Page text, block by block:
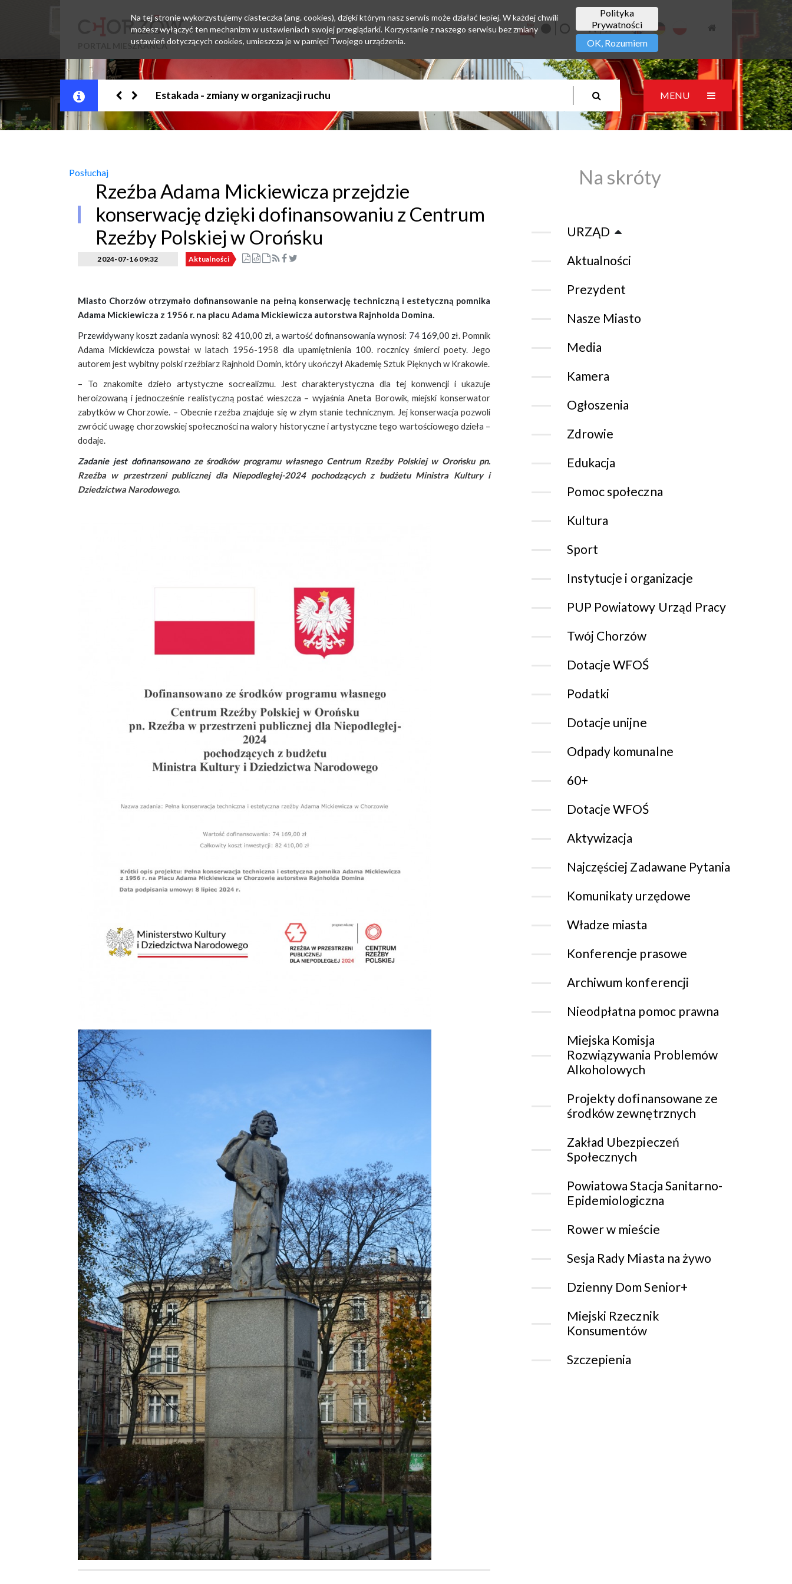
PORTAL MIESZKAŃCA
Jesteśmy w EZD MENU
Posłuchaj
Rzeźba Adama Mickiewicza przejdzie
konserwację dzięki dofinansowaniu z Centrum
Rzeźby Polskiej w Orońsku
2024-07-16 09:32 Aktualności
Miasto Chorzów otrzymało dofinansowanie na pełną konserwację techniczną i estetyczną pomnika
Adama Mickiewicza z 1956 r. na placu Adama Mickiewicza autorstwa Rajnholda Domina.
Przewidywany koszt zadania wynosi: 82 410,00 zł, a wartość dofinansowania wynosi: 74 169,00 zł. Pomnik
Adama Mickiewicza powstał w latach 1956-1958 dla upamiętnienia 100. rocznicy śmierci poety. Jego
autorem jest wybitny polski rzeźbiarz Rajnhold Domin, który ukończył Akademię Sztuk Pięknych w Krakowie.
– To znakomite dzieło artystyczne socrealizmu. Jest charakterystyczna dla tej konwencji i ukazuje
heroizowaną i jednocześnie realistyczną postać wieszcza – wyjaśnia Aneta Borowik, miejski konserwator
zabytków w Chorzowie. – Obecnie rzeźba znajduje się w złym stanie technicznym. Jej konserwacja pozwoli
zwrócić uwagę chorzowskiej społeczności na walory historyczne i artystyczne tego wartościowego dzieła –
dodaje.
Zadanie jest dofinansowano ze środków programu własnego Centrum Rzeźby Polskiej w Orońsku pn.
Rzeźba w przestrzeni publicznej dla Niepodległej-2024 pochodzących z budżetu Ministra Kultury i
Dziedzictwa Narodowego.
Na skróty
URZĄD
Aktualności
Prezydent
Nasze Miasto
Media
Kamera
Ogłoszenia
Zdrowie
Edukacja
Pomoc społeczna
Kultura
Sport
Instytucje i organizacje
PUP Powiatowy Urząd Pracy
Twój Chorzów
Dotacje WFOŚ
Podatki
Dotacje unijne
Odpady komunalne
60+
Dotacje WFOŚ
Aktywizacja
Najczęściej Zadawane Pytania
Komunikaty urzędowe
Władze miasta
Konferencje prasowe
Archiwum konferencji
Nieodpłatna pomoc prawna
Miejska Komisja
Rozwiązywania Problemów
Alkoholowych
Projekty dofinansowane ze
środków zewnętrznych
Zakład Ubezpieczeń
Społecznych
Powiatowa Stacja Sanitarno-
Epidemiologiczna
Rower w mieście
Sesja Rady Miasta na żywo
Dzienny Dom Senior+
Miejski Rzecznik
Konsumentów
Szczepienia
Polityka
Prywatności
OK, Rozumiem
Na tej stronie wykorzystujemy ciasteczka (ang. cookies), dzięki którym nasz serwis może działać lepiej. W każdej chwili
możesz wyłączyć ten mechanizm w ustawieniach swojej przeglądarki. Korzystanie z naszego serwisu bez zmiany
ustawień dotyczących cookies, umieszcza je w pamięci Twojego urządzenia.